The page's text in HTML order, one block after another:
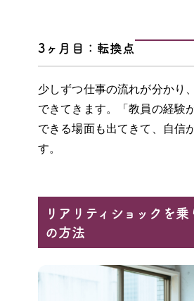
3ヶ月目：転換点
少しずつ仕事の流れが分かり
できてきます。「教員の経験
できる場面も出てきて、自信
す。
リアリティショックを
の方法